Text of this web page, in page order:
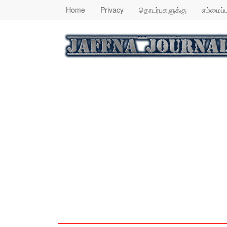
Home Privacy தொடர்புகளுக்கு